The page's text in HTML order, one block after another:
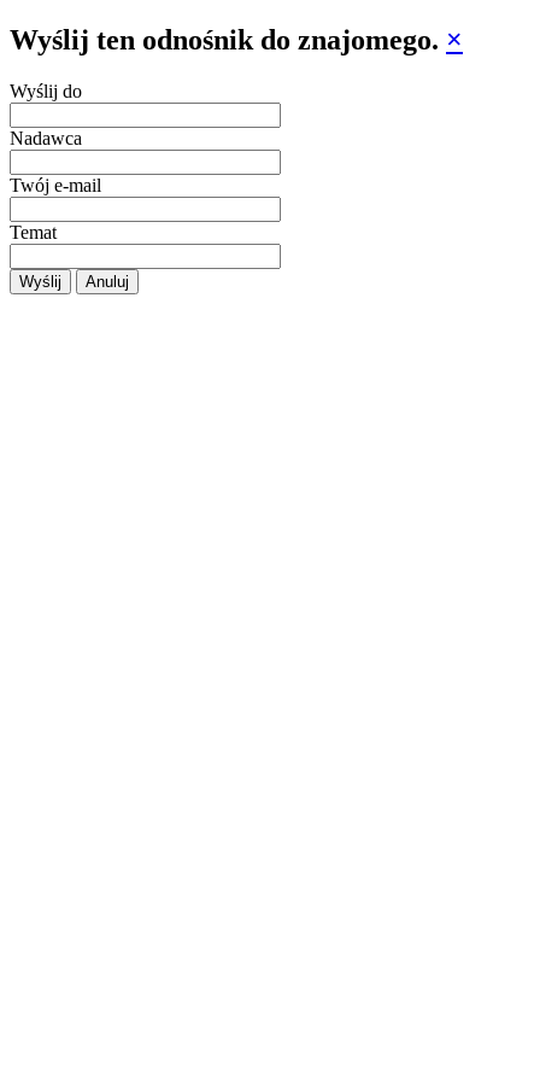
Wyślij ten odnośnik do znajomego. ×
Wyślij do
Nadawca
Twój e-mail
Temat
Wyślij Anuluj